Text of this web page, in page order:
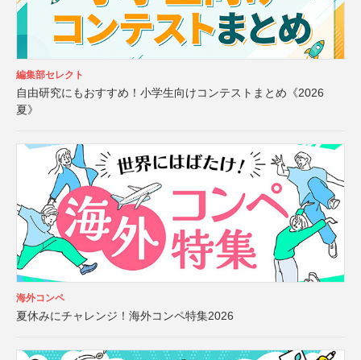
編集部セレクト
自由研究にもおすすめ！小学生向けコンテストまとめ《2026
夏》
海外コンペ
夏休みにチャレンジ！海外コンペ特集2026